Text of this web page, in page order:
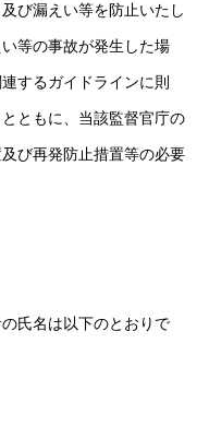
び漏えい等を防止いたし
等の事故が発生した場
するガイドラインに則
ともに、当該監督官庁の
び再発防止措置等の必要
氏名は以下のとおりで